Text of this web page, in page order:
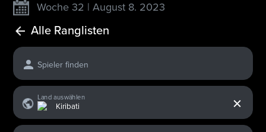
Woche 32 | August 8. 2023
Alle Ranglisten
Spieler finden
Land auswählen